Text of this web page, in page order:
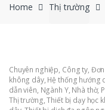
Home Thị trường
Chuyên nghiệp, Công ty,
không dây, Hệ thống hướng
dẫn viên, Ngành Y, Nhà thờ,
Thị trường,Thiết bị dạy học